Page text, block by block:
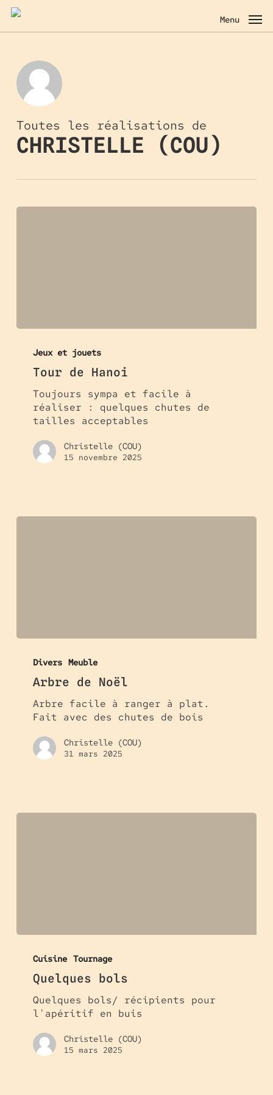
Skip
to
main
Menu
Toutes les réalisations de
CHRISTELLE (COU)
Jeux et jouets
Tour de Hanoi
Toujours sympa et facile à
réaliser : quelques chutes de
tailles acceptables
Christelle (COU)
15 novembre 2025
Divers Meuble
Arbre de Noël
Arbre facile à ranger à plat.
Fait avec des chutes de bois
Christelle (COU)
31 mars 2025
bolsCuisine Tournage
Quelques bols
Quelques bols/ récipients pour
l'apéritif en buis
Christelle (COU)
15 mars 2025